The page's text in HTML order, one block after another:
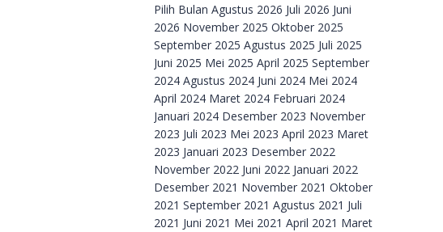
Archive
Pilih Bulan Agustus 2026 Juli 2026 Juni
2026 November 2025 Oktober 2025
September 2025 Agustus 2025 Juli 2025
Juni 2025 Mei 2025 April 2025 September
2024 Agustus 2024 Juni 2024 Mei 2024
April 2024 Maret 2024 Februari 2024
Januari 2024 Desember 2023 November
2023 Juli 2023 Mei 2023 April 2023 Maret
2023 Januari 2023 Desember 2022
November 2022 Juni 2022 Januari 2022
Desember 2021 November 2021 Oktober
2021 September 2021 Agustus 2021 Juli
2021 Juni 2021 Mei 2021 April 2021 Maret